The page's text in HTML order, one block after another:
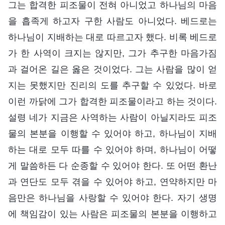
그는 합격한 피조물이 전혀 아니었고 하나님의 마음
을 흡족게 하고자 구한 사람도 아니었다. 베드로는
하나님이 지배하는 대로 따르고자 했다. 비록 베드로
가 한 사역이 크지는 않지만, 그가 추구한 마음가짐
과 걸어온 길은 옳은 것이었다. 그는 사람을 많이 얻
지는 못했지만 진리의 도를 추구할 수 있었다. 바로
이런 까닭에 그가 합격한 피조물이라고 하는 것이다.
설령 네가 지금은 사역하는 사람이 아닐지라도 피조
물의 본분을 이행할 수 있어야 하고, 하나님이 지배
하는 대로 모두 따를 수 있어야 하며, 하나님이 어떻
게 말씀하든 다 순종할 수 있어야 한다. 또 어떤 환난
과 연단도 모두 겪을 수 있어야 하고, 연약하지만 마
음만은 하나님을 사랑할 수 있어야 한다. 자기 생명
에 책임감이 있는 사람은 피조물의 본분을 이행하고